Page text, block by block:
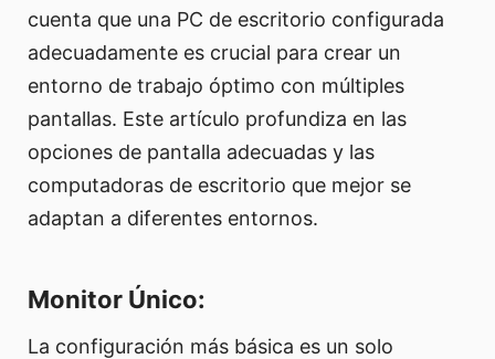
cuenta que una PC de escritorio configurada
adecuadamente es crucial para crear un
entorno de trabajo óptimo con múltiples
pantallas. Este artículo profundiza en las
opciones de pantalla adecuadas y las
computadoras de escritorio que mejor se
adaptan a diferentes entornos.
Monitor Único:
La configuración más básica es un solo